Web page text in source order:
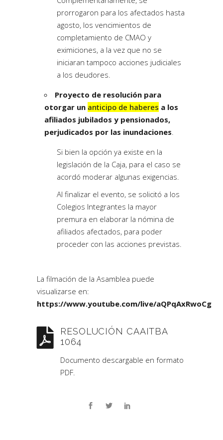
prorrogaron para los afectados hasta
agosto, los vencimientos de
completamiento de CMAO y
eximiciones, a la vez que no se
iniciaran tampoco acciones judiciales
a los deudores.
Proyecto de resolución para
otorgar un anticipo de haberes a los
afiliados jubilados y pensionados,
perjudicados por las inundaciones
Si bien la opción ya existe en la
legislación de la Caja, para el caso se
acordó moderar algunas exigencias.
Al finalizar el evento, se solicitó a los
Colegios Integrantes la mayor
premura en elaborar la nómina de
afiliados afectados, para poder
proceder con las acciones previstas.
La filmación de la Asamblea puede
visualizarse en:
https://www.youtube.com/live/aQPqAxRwoCg
RESOLUCIÓN CAAITBA
1064
Documento descargable en formato
PDF.